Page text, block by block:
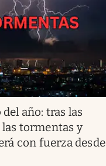
año: tras las
tormentas y
con fuerza desde